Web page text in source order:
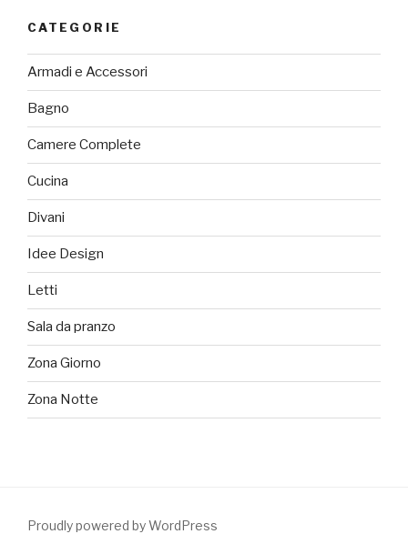
CATEGORIE
Armadi e Accessori
Bagno
Camere Complete
Cucina
Divani
Idee Design
Letti
Sala da pranzo
Zona Giorno
Zona Notte
Proudly powered by WordPress